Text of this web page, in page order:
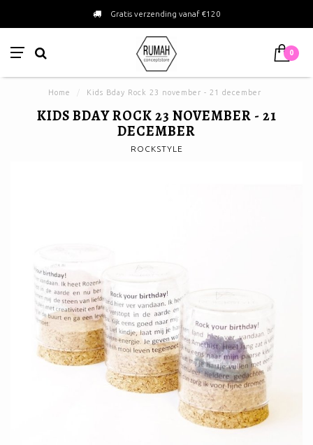
Gratis verzending vanaf €120
0
Home Kids Bday Rock 23 november - 21 december
KIDS BDAY ROCK 23 NOVEMBER - 21
DECEMBER
ROCKSTYLE